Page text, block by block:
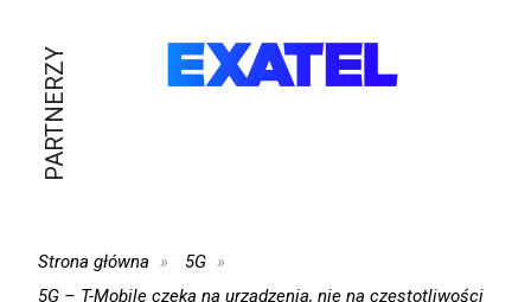
PARTNERZY
Strona główna
5G
5G – T-Mobile czeka na urządzenia, nie na częstotliwości